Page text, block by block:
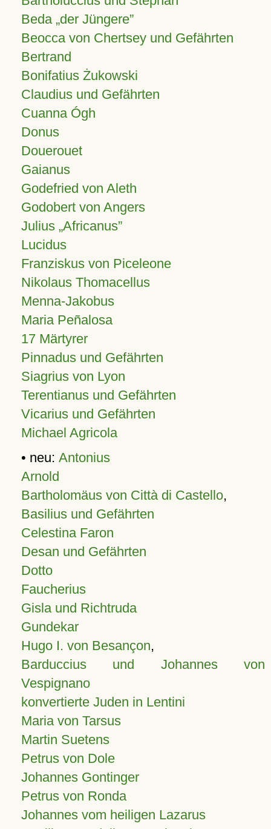
Beda „der Jüngere”
Beocca von Chertsey und Gefährten
Bertrand
Bonifatius Żukowski
Claudius und Gefährten
Cuanna Ógh
Donus
Douerouet
Gaianus
Godefried von Aleth
Godobert von Angers
Julius Africanus
Lucidus
Franziskus von Piceleone
Nikolaus Thomacellus
Menna-Jakobus
Maria Peñalosa
17 Märtyrer
Pinnadus und Gefährten
Siagrius von Lyon
Terentianus und Gefährten
Vicarius und Gefährten
Michael Agricola
• neu: Antonius
Arnold
Bartholomäus von Città di Castello,
Basilius und Gefährten
Celestina Faron
Desan und Gefährten
Dotto
Faucherius
Gisla und Richtruda
Gundekar
Hugo I. von Besançon,
Barduccius und Johannes von
Vespignano
konvertierte Juden in Lentini
Maria von Tarsus
Martin Suetens
Petrus von Dole
Johannes Gontinger
Petrus von Ronda
Johannes vom heiligen Lazarus